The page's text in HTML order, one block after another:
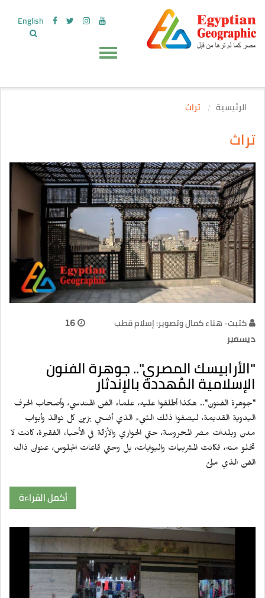
English
الرئيسية تراث
تراث
كتبت- هناء كمال وتصوير: إسلام قطب
16
ديسمبر
"الأرابيسك المصري".. جوهرة الفنون
الإسلامية المُهددة بالإندثار
"جوهرة الفنون".. هكذا أطلقوا عليه، علماء الفن الهندسي، وأصحاب الحرف
اليدوية القديمة، ليصفوا ذلك الشيء الذي أضحي يزين كل نوافذ وأبواب
مدن وبلدات مصر المحروسة، حتي الحواري والأزقة في الأحياء الفقيرة، كانت لا
تخلو منه، فكانت المشربيات والبوابات، بل وحتي قاعات الجلوس، عنوان ذاك
الفن الذي ملئ
أكمل القراءة